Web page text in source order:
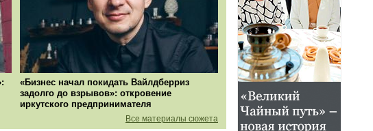
«Бизнес начал покидать Вайлдберриз
задолго до взрывов»: откровение
иркутского предпринимателя
Все материалы сюжета